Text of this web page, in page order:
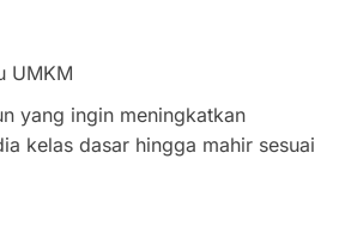
UMKM
yang ingin meningkatkan
kelas dasar hingga mahir sesuai